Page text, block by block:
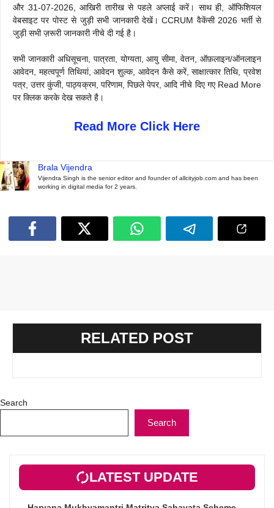
और 31-07-2026, आखिरी तारीख से पहले अप्लाई करें। साथ ही, ऑफिशियल
वेबसाइट पर पोस्ट से जुड़ी सभी जानकारी देखें। CCRUM वैकेंसी 2026 भर्ती से
जुड़ी सभी ज़रूरी जानकारी नीचे दी गई है।
सभी जानकारी अधिसूचना, पात्रता, योग्यता, आयु सीमा, वेतन, ऑफ़लाइन/ऑनलाइन
आवेदन, महत्वपूर्ण तिथियां, आवेदन शुल्क, आवेदन कैसे करें, साक्षात्कार तिथि, प्रवेश
पत्र, उत्तर कुंजी, पाठ्यक्रम, परिणाम, पिछले पेपर, आदि नीचे दिए गए Read More
पर क्लिक करके देख सकते है।
Read More Click Here
Brala Vijendra
Vijendra Singh is the senior editor and founder of allcityjob.com and has been
working in digital media for 2 years.
RELATED POST
Search
Search
LATEST UPDATE